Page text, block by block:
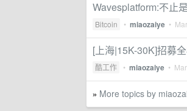
Wavesplatform:不止
Bitcoin • miaozaiye •
[上海|15K-30K]招募
酷工作 • miaozaiye •
» More topics by